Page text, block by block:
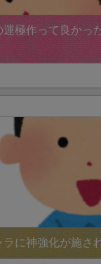
極作って良かっ
に神強化が施さ